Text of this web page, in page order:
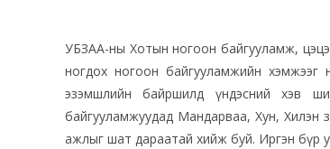
УБЗАА-ны Хотын ногоон байгууламж,
ногдох ногоон байгууламжийн хэмжээг
эзэмшлийн байршилд үндэсний хэв
байгууламжуудад Мандарваа, Хун, Хилэн
ажлыг шат дараатай хийж буй. Иргэн бүр